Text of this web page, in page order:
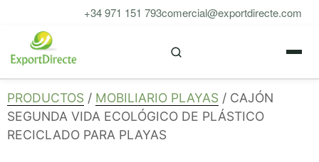
contenido
+34 971 151 793comercial@exportdirecte.com
PRODUCTOS / MOBILIARIO PLAYAS / CAJÓN
SEGUNDA VIDA ECOLÓGICO DE PLÁSTICO
RECICLADO PARA PLAYAS